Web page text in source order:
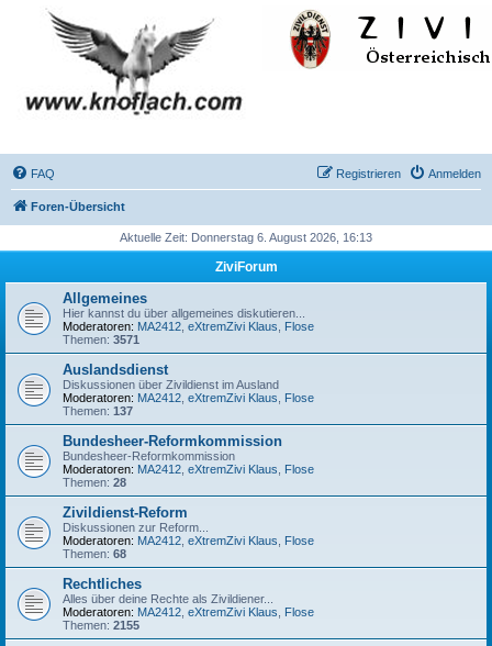
FAQ Anmelden
Registrieren
Foren-Übersicht
Aktuelle Zeit: Donnerstag 6. August 2026, 16:13
ZiviForum
Allgemeines
Hier kannst du über allgemeines diskutieren...
Moderatoren: MA2412 eXtremZivi Klaus
Flose
Themen: 3571
Auslandsdienst
Diskussionen über Zivildienst im Ausland
Moderatoren: MA2412 eXtremZivi Klaus
Flose
Themen: 137
Bundesheer-Reformkommission
Bundesheer-Reformkommission
Moderatoren: MA2412 eXtremZivi Klaus
Flose
Themen: 28
Zivildienst-Reform
Diskussionen zur Reform...
Moderatoren: MA2412 eXtremZivi Klaus
Flose
Themen: 68
Rechtliches
Alles über deine Rechte als Zivildiener...
Moderatoren: MA2412 eXtremZivi Klaus
Flose
Themen: 2155